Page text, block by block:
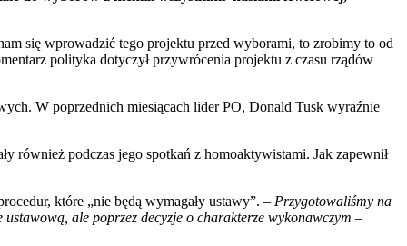
się wprowadzić tego projektu przed wyborami, to zrobimy to od
polityka dotyczył przywrócenia projektu z czasu rządów
W poprzednich miesiącach lider PO, Donald Tusk wyraźnie
również podczas jego spotkań z homoaktywistami. Jak zapewnił
które „nie będą wymagały ustawy”. – Przygotowaliśmy na
ale poprzez decyzje o charakterze wykonawczym –